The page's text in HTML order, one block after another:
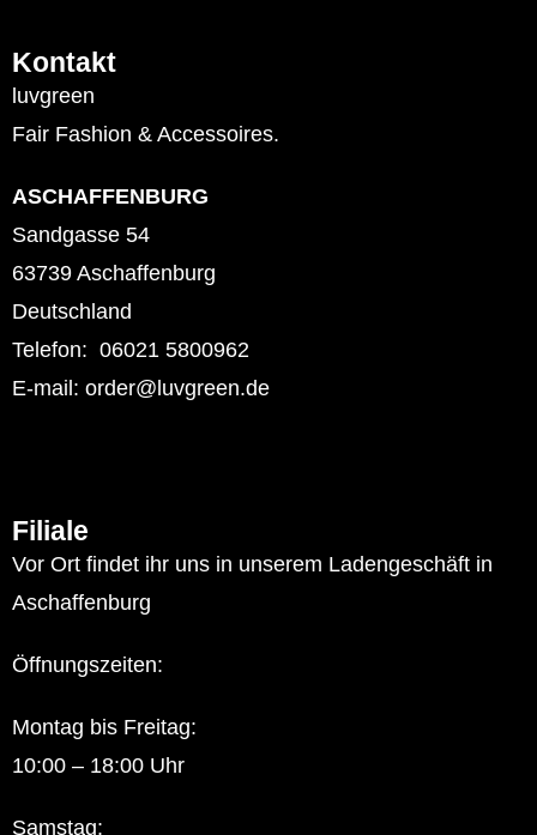
Kontakt
luvgreen
Fair Fashion & Accessoires.
ASCHAFFENBURG
Sandgasse 54
63739 Aschaffenburg
Deutschland
Telefon: 06021 5800962
E-mail: order@luvgreen.de
Filiale
Vor Ort findet ihr uns in unserem Ladengeschäft in
Aschaffenburg
Öffnungszeiten:
Montag bis Freitag:
10:00 – 18:00 Uhr
Samstag: